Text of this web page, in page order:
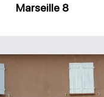
Marseille 8
Magasin